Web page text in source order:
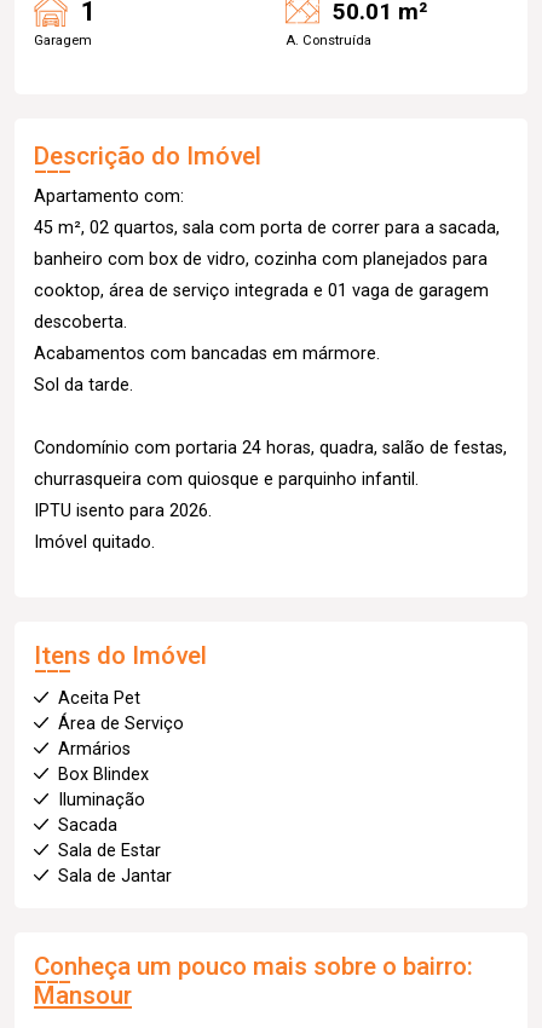
1
Garagem
50.01 m²
A. Construída
Descrição do Imóvel
Apartamento com:
45 m², 02 quartos, sala com porta de correr para a sacada,
banheiro com box de vidro, cozinha com planejados para
cooktop, área de serviço integrada e 01 vaga de garagem
descoberta.
Acabamentos com bancadas em mármore.
Sol da tarde.
Condomínio com portaria 24 horas, quadra, salão de festas,
churrasqueira com quiosque e parquinho infantil.
IPTU isento para 2026.
Imóvel quitado.
Itens do Imóvel
Aceita Pet
Área de Serviço
Armários
Box Blindex
Iluminação
Sacada
Sala de Estar
Sala de Jantar
Conheça um pouco mais sobre o bairro:
Mansour